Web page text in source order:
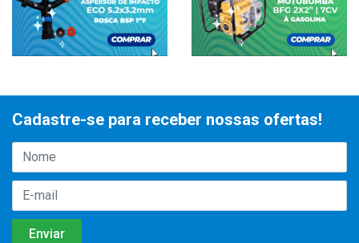
Cadastre-se para receber nossas ofertas!